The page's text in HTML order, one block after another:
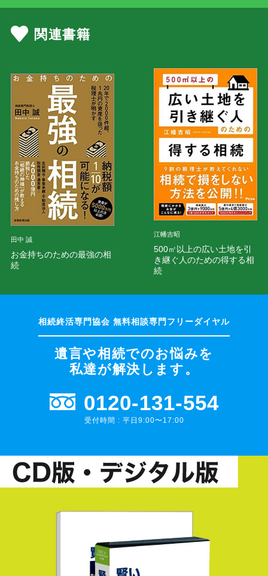
関連書籍
田中 誠
お金持ちのための最強の相
続
江幡吉昭
500㎡以上の広い土地を引
き継ぐ人のための得する相
続
遺言や相続でのお悩みを
私達が解決します。
0120-131-554
受付時間 : 平日9:00〜17:00